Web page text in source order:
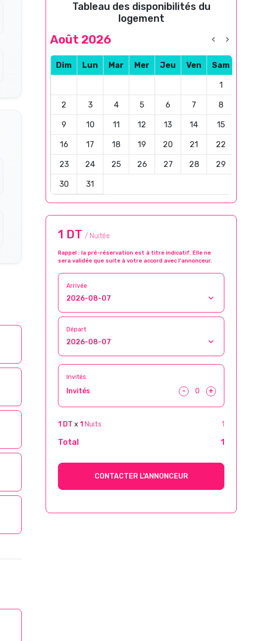
Tableau des disponibilités du
logement
Août 2026
Dim Lun Mar Mer Jeu Ven Sam
1
2 3 4 5 6 7 8
9 10 11 12 13 14 15
16 17 18 19 20 21 22
23 24 25 26 27 28 29
30 31
1 DT / Nuitée
Rappel : la pré-réservation est à titre indicatif. Elle ne
sera validée que suite à votre accord avec l’annonceur.
Arrivée
Départ
Invités
Invités - +
1 DT x 1 Nuits 1
Total 1
CONTACTER L'ANNONCEUR